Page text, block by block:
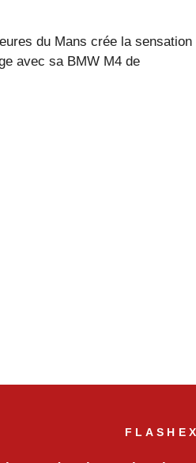
du Mans crée la sensation
avec sa BMW M4 de